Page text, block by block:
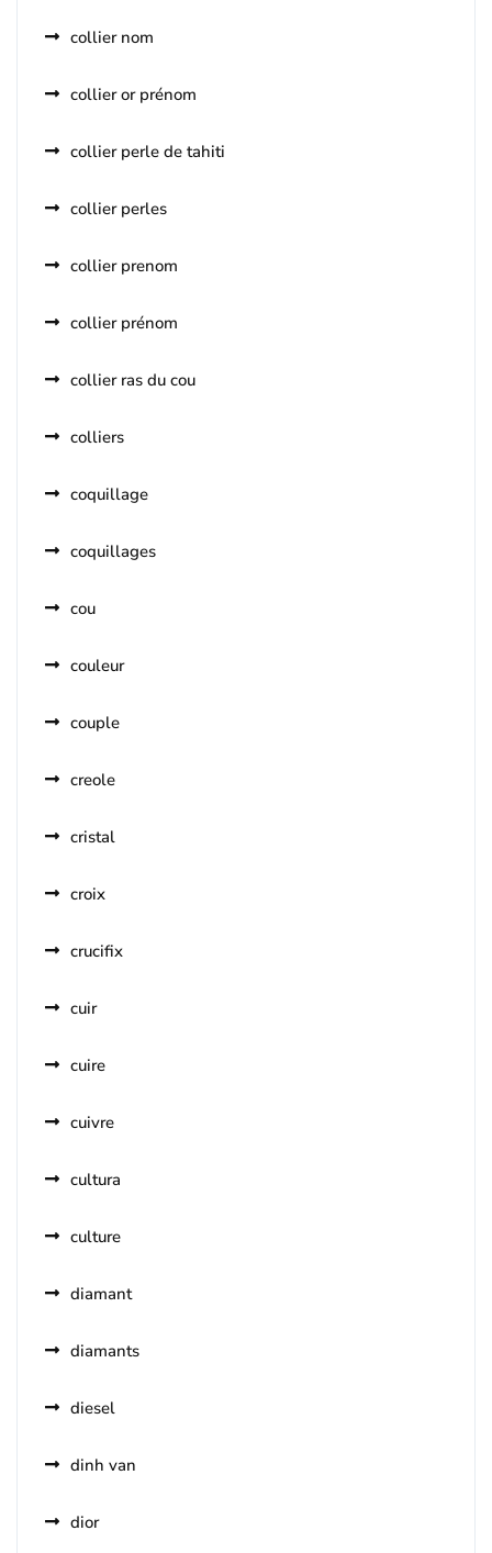
collier nom
collier or prénom
collier perle de tahiti
collier perles
collier prenom
collier prénom
collier ras du cou
colliers
coquillage
coquillages
cou
couleur
couple
creole
cristal
croix
crucifix
cuir
cuire
cuivre
cultura
culture
diamant
diamants
diesel
dinh van
dior